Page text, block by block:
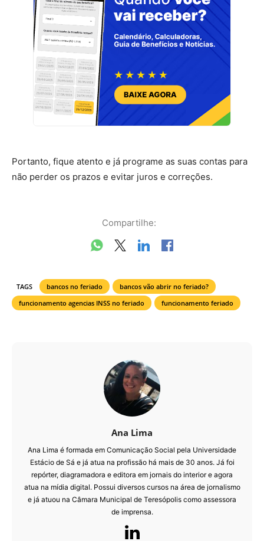
Portanto, fique atento e já programe as suas contas para
não perder os prazos e evitar juros e correções.
Compartilhe:
TAGS bancos no feriado
bancos vão abrir no feriado?
funcionamento agencias INSS no feriado
funcionamento feriado
Ana Lima
Ana Lima é formada em Comunicação Social pela Universidade
Estácio de Sá e já atua na profissão há mais de 30 anos. Já foi
repórter, diagramadora e editora em jornais do interior e agora
atua na mídia digital. Possui diversos cursos na área de jornalismo
e já atuou na Câmara Municipal de Teresópolis como assessora
de imprensa.